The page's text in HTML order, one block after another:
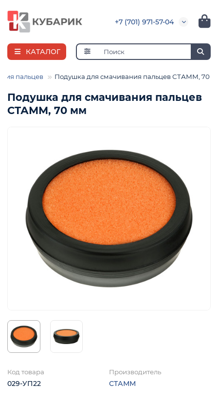
+7 (701) 971-57-04
КАТАЛОГ
пальцев Подушка для смачивания пальцев СТАММ, 70
Подушка для смачивания пальцев
СТАММ, 70 мм
Код товара
029-УП22
Производитель
СТАММ